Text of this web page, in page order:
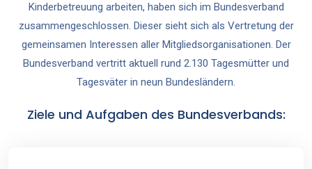
Kinderbetreuung arbeiten, haben sich im Bundesverband
zusammengeschlossen. Dieser sieht sich als Vertretung der
gemeinsamen Interessen aller Mitgliedsorganisationen. Der
Bundesverband vertritt aktuell rund 2.130 Tagesmütter und
Tagesväter in neun Bundesländern.
Ziele und Aufgaben des Bundesverbands: